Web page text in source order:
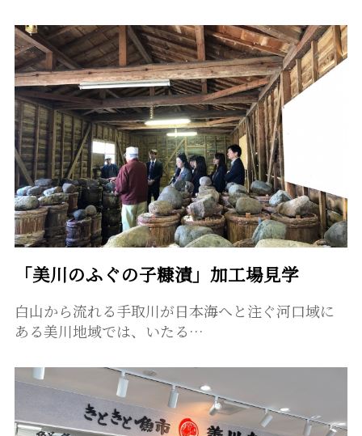
「美川のふぐの子糠漬」加工場見学
白山から流れる手取川が日本海へと注ぐ河口域に
ある美川地域では、いたる…